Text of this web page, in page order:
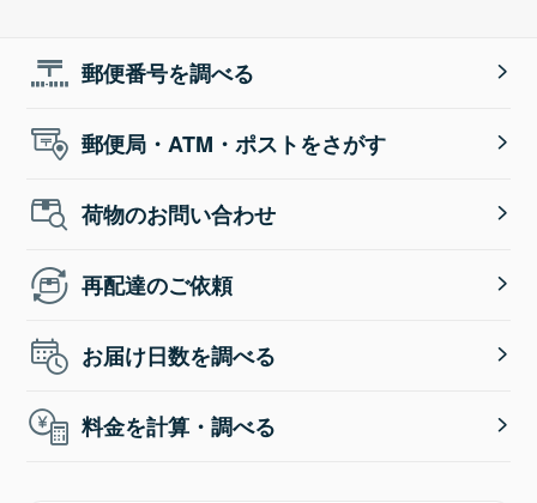
郵便番号を調べる
郵便局・ATM・ポストをさがす
荷物のお問い合わせ
再配達のご依頼
お届け日数を調べる
料金を計算・調べる